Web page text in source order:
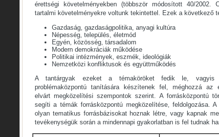
érettségi követelményekben (többször módosított 40/2002.
tartalmi követelményekre voltunk tekintettel. Ezek a következő
Gazdaság, gazdaságpolitika, anyagi kultúra
Népesség, település, életmód
Egyén, közösség, társadalom
Modern demokráciák működése
Politikai intézmények, eszmék, ideológiák
Nemzetközi konfliktusok és együttműködés
A tantárgyak ezeket a témaköröket fedik le, vagyis
problémaközpontú tanítására készítenek fel, méghozzá az
elvárt megközelítési szempontok szerint. A forrásközpontú
segíti a témák forrásközpontú megközelítése, feldolgozása.
olyan tematikus forrásbázisokat hoznak létre, vagy kapnak
tevékenységük során a mindennapi gyakorlatban is fel tudnak